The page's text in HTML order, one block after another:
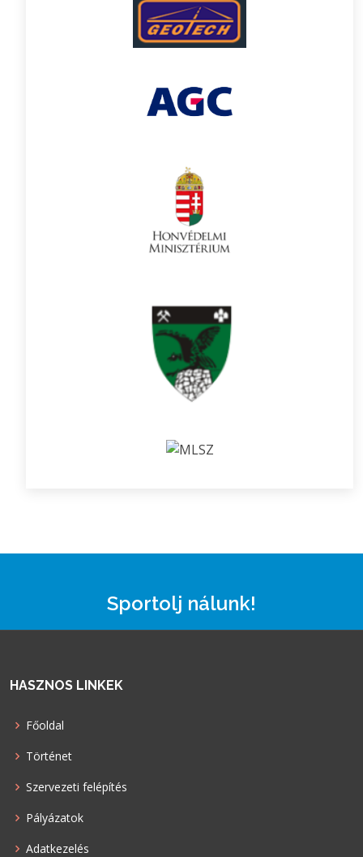
Sportolj nálunk!
HASZNOS LINKEK
Főoldal
Történet
Szervezeti felépítés
Pályázatok
Adatkezelés